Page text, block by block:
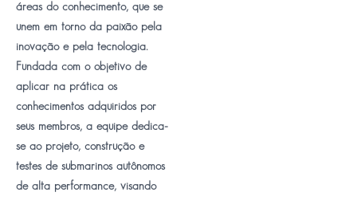
áreas do conhecimento, que se
unem em torno da paixão pela
inovação e pela tecnologia.
Fundada com o objetivo de
aplicar na prática os
conhecimentos adquiridos por
seus membros, a equipe dedica-
se ao projeto, construção e
testes de submarinos autônomos
de alta performance, visando